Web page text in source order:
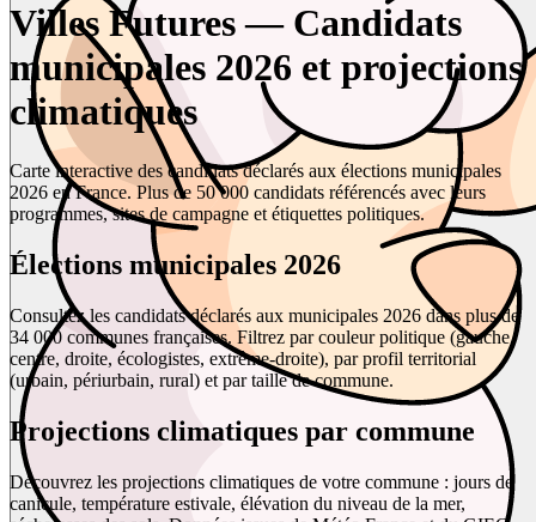
Villes Futures — Candidats
municipales 2026 et projections
climatiques
Carte interactive des candidats déclarés aux élections municipales
2026 en France. Plus de 50 000 candidats référencés avec leurs
programmes, sites de campagne et étiquettes politiques.
Élections municipales 2026
Consultez les candidats déclarés aux municipales 2026 dans plus de
34 000 communes françaises. Filtrez par couleur politique (gauche,
centre, droite, écologistes, extrême-droite), par profil territorial
(urbain, périurbain, rural) et par taille de commune.
Projections climatiques par commune
Découvrez les projections climatiques de votre commune : jours de
canicule, température estivale, élévation du niveau de la mer,